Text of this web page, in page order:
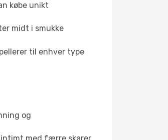
købe unikt
midt i smukke
til enhver type
og